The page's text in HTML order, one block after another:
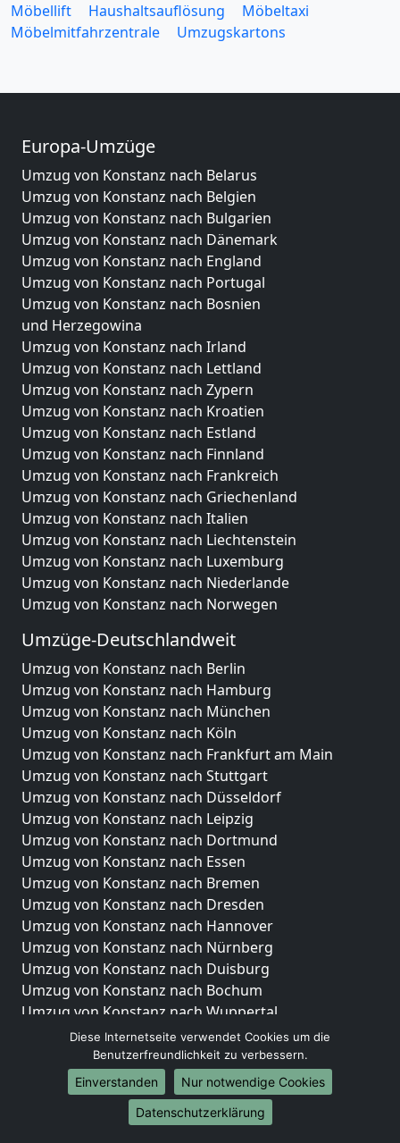
Möbellift
Haushaltsauflösung
Möbeltaxi
Möbelmitfahrzentrale
Umzugskartons
Europa-Umzüge
Umzug von Konstanz nach Belarus
Umzug von Konstanz nach Belgien
Umzug von Konstanz nach Bulgarien
Umzug von Konstanz nach Dänemark
Umzug von Konstanz nach England
Umzug von Konstanz nach Portugal
Umzug von Konstanz nach Bosnien
und Herzegowina
Umzug von Konstanz nach Irland
Umzug von Konstanz nach Lettland
Umzug von Konstanz nach Zypern
Umzug von Konstanz nach Kroatien
Umzug von Konstanz nach Estland
Umzug von Konstanz nach Finnland
Umzug von Konstanz nach Frankreich
Umzug von Konstanz nach Griechenland
Umzug von Konstanz nach Italien
Umzug von Konstanz nach Liechtenstein
Umzug von Konstanz nach Luxemburg
Umzug von Konstanz nach Niederlande
Umzug von Konstanz nach Norwegen
Umzüge-Deutschlandweit
Umzug von Konstanz nach Berlin
Umzug von Konstanz nach Hamburg
Umzug von Konstanz nach München
Umzug von Konstanz nach Köln
Umzug von Konstanz nach Frankfurt am Main
Umzug von Konstanz nach Stuttgart
Umzug von Konstanz nach Düsseldorf
Umzug von Konstanz nach Leipzig
Umzug von Konstanz nach Dortmund
Umzug von Konstanz nach Essen
Umzug von Konstanz nach Bremen
Umzug von Konstanz nach Dresden
Umzug von Konstanz nach Hannover
Umzug von Konstanz nach Nürnberg
Umzug von Konstanz nach Duisburg
Umzug von Konstanz nach Bochum
Umzug von Konstanz nach Wuppertal
Umzug von Konstanz nach Bielefeld
Umzug von Konstanz nach Bonn
Umzug von Konstanz nach Münster
Internationale-Umzüge
Diese Internetseite verwendet Cookies um die
Benutzerfreundlichkeit zu verbessern.
Einverstanden
Nur notwendige Cookies
Datenschutzerklärung